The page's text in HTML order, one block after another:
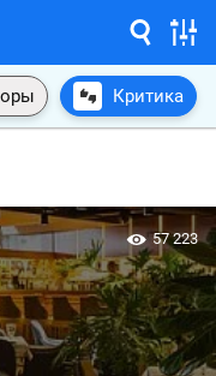
Критика
57 223